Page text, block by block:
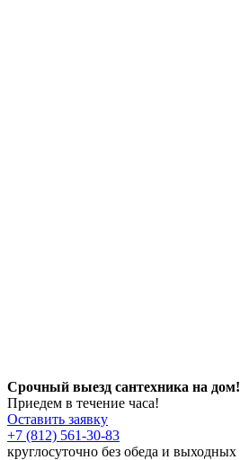
Срочный выезд сантехника на дом!
Приедем в течение часа!
Оставить заявку
+7 (812) 561-30-83
круглосуточно без обеда и выходных